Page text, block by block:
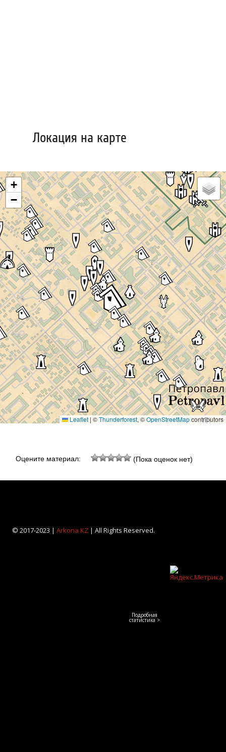
Локация на карте
+
−
Leaflet | ©Thunderforest, ©OpenStreetMapcontributors
Оцените материал: (Пока оценок нет)
© 2017-2023 | Arkona KZ| All Rights Reserved.
Подробная
статистика >